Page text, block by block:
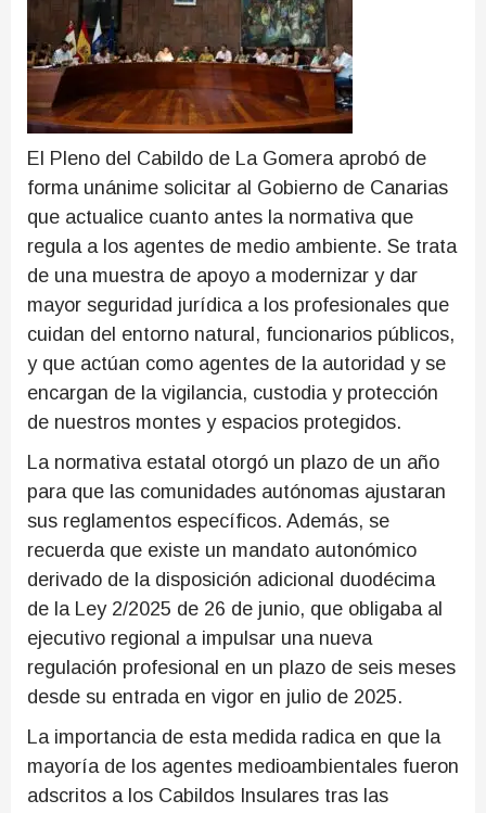
El Pleno del Cabildo de La Gomera aprobó de
forma unánime solicitar al Gobierno de Canarias
que actualice cuanto antes la normativa que
regula a los agentes de medio ambiente. Se trata
de una muestra de apoyo a modernizar y dar
mayor seguridad jurídica a los profesionales que
cuidan del entorno natural, funcionarios públicos,
y que actúan como agentes de la autoridad y se
encargan de la vigilancia, custodia y protección
de nuestros montes y espacios protegidos.
La normativa estatal otorgó un plazo de un año
para que las comunidades autónomas ajustaran
sus reglamentos específicos. Además, se
recuerda que existe un mandato autonómico
derivado de la disposición adicional duodécima
de la Ley 2/2025 de 26 de junio, que obligaba al
ejecutivo regional a impulsar una nueva
regulación profesional en un plazo de seis meses
desde su entrada en vigor en julio de 2025.
La importancia de esta medida radica en que la
mayoría de los agentes medioambientales fueron
adscritos a los Cabildos Insulares tras las